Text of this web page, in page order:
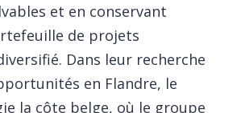
et en conservant
de projets
Dans leur recherche
en Flandre, le
la côte belge, où le groupe